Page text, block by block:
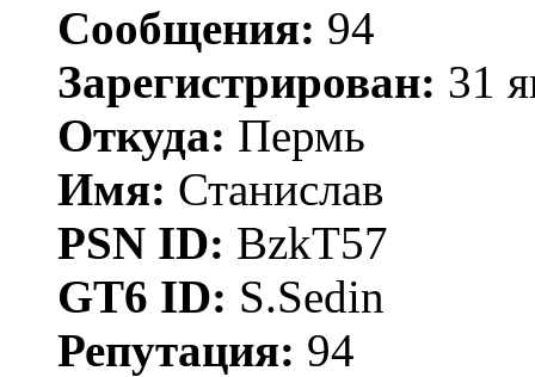
Сообщения: 94
Зарегистрирован: 31
Откуда: Пермь
Имя: Станислав
PSN ID: BzkT57
GT6 ID: S.Sedin
Репутация: 94